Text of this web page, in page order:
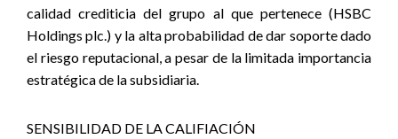
calidad crediticia del grupo al que pertenece (HSBC
Holdings plc.) y la alta probabilidad de dar soporte dado
el riesgo reputacional, a pesar de la limitada importancia
estratégica de la subsidiaria.
SENSIBILIDAD DE LA CALIFIACIÓN